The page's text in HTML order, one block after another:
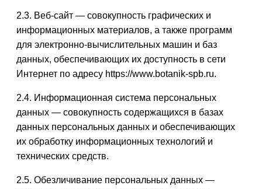
2.3. Веб-сайт — совокупность графических и
информационных материалов, а также программ
для электронно-вычислительных машин и баз
данных, обеспечивающих их доступность в сети
Интернет по адресу https://www.botanik-spb.ru.
2.4. Информационная система персональных
данных — совокупность содержащихся в базах
данных персональных данных и обеспечивающих
их обработку информационных технологий и
технических средств.
2.5. Обезличивание персональных данных —